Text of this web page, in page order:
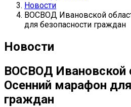
Новости
ВОСВОД Ивановской
для безопасности граждан
Новости
ВОСВОД Ивановской
Осенний марафон
граждан